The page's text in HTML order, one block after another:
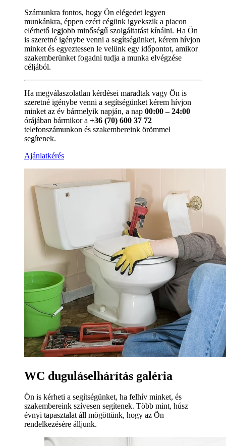
Számunkra fontos, hogy Ön elégedet legyen
munkánkra, éppen ezért cégünk igyekszik a piacon
elérhető legjobb minőségű szolgáltatást kínálni. Ha Ön
is szeretné igénybe venni a segítségünket, kérem hívjon
minket és egyeztessen le velünk egy időpontot, amikor
szakemberünket fogadni tudja a munka elvégzése
céljából.
Ha megválaszolatlan kérdései maradtak vagy Ön is
szeretné igénybe venni a segítségünket kérem hívjon
minket az év bármelyik napján, a nap 00:00 – 24:00
órájában bármikor a +36 (70) 600 37 72
telefonszámunkon és szakembereink örömmel
segítenek.
Ajánlatkérés
WC duguláselhárítás galéria
Ön is kérheti a segítségünket, ha felhív minket, és
szakembereink szívesen segítenek. Több mint, húsz
évnyi tapasztalat áll mögöttünk, hogy az Ön
rendelkezésére álljunk.